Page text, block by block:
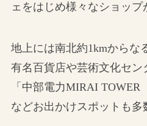
ェをはじめ様々なショップ
地上には南北約1kmからな
有名百貨店や芸術文化セン
「中部電力MIRAI TOWER
などお出かけスポットも多